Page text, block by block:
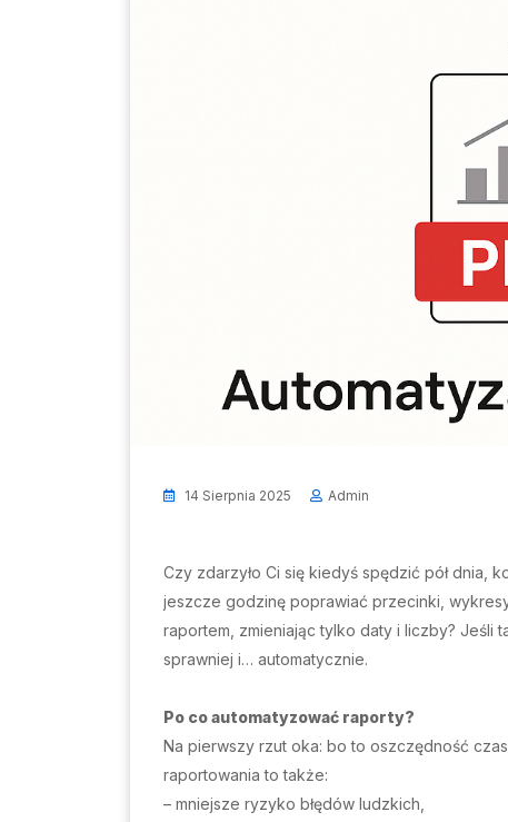
14 Sierpnia 2025 Admin
Czy zdarzyło Ci się kiedyś spędzić pół dnia,
jeszcze godzinę poprawiać przecinki,
raportem, zmieniając tylko daty i liczby? Jeśli
sprawniej i… automatycznie.
Po co automatyzować raporty?
Na pierwszy rzut oka: bo to oszczędność
raportowania to także:
– mniejsze ryzyko błędów ludzkich,